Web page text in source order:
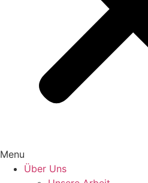
Menu
Über Uns